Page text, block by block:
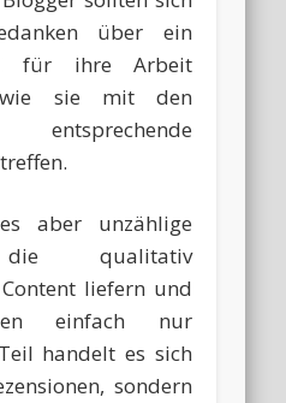
über ein
für ihre Arbeit
sie mit den
aber unzählige
die qualitativ
liefern und
einfach nur
handelt es sich
sondern